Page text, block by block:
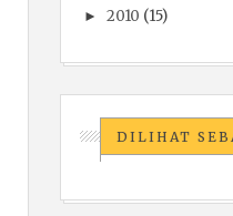
►2010 (15)
DILIHAT